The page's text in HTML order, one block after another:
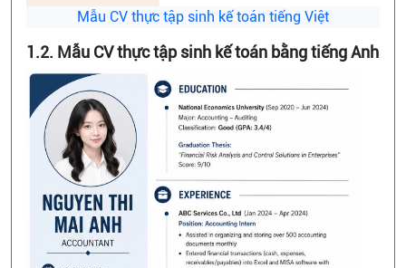
Mẫu CV thực tập sinh kế toán tiếng Việt
1.2. Mẫu CV thực tập sinh kế toán bằng tiếng Anh